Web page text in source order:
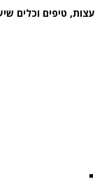
עצות, טיפים וכלים